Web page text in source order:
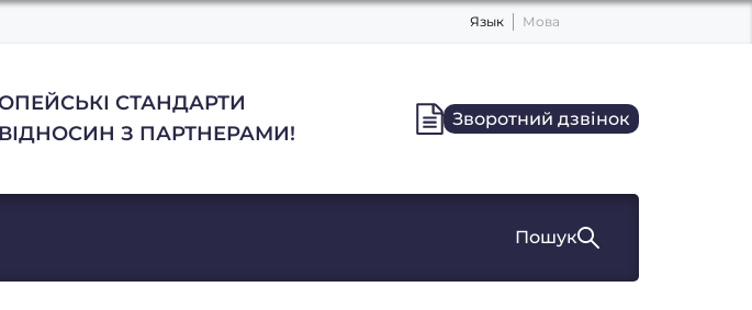
Язык Мова
СТАНДАРТИ
З ПАРТНЕРАМИ!
Зворотний дзвінок
Пошук